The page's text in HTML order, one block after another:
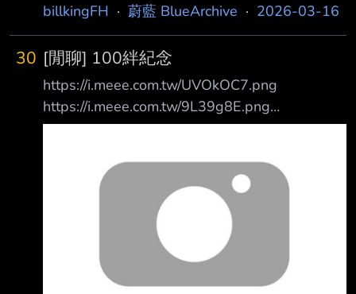
懶得打，是多愛整理藥品，假日還是去格黑娜急
救部加班啊，這學生也太反人類了吧w 私服
billkingFH · 蔚藍 BlueArchive · 2026-03-16
30 [閒聊] 100絆紀念
https://i.meee.com.tw/UVOkOC7.png
https://i.meee.com.tw/9L39g8E.png
https://i.meee.com.tw/vM0MFlg.png 嗯?怎麼不
看她在咖啡廳翻久點(≧▽≦)b 再來就是因為原版
還是沒有對應家具， 本想說5週年千年元年可能
有機會但 (′・ω・‵)
https://i.meee.com.tw/VRZ0m0v.png 總之繼續
每天摸頭課程表三解， 每月製造包課好課滿 目